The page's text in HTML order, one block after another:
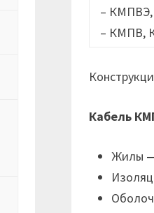
–
– КМПВ,
Кабель
Жилы —